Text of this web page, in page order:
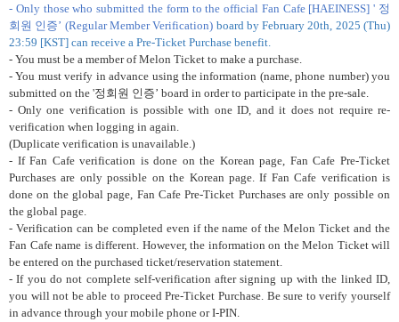
- Only those who submitted the form to the official Fan Cafe [HAEINESS] ' 정
회원 인증’ (Regular Member Verification) board byFebruary 20th, 2025 (Thu)
23:59 [KST] can receive a Pre-Ticket Purchase benefit.
- You must be a member of Melon Ticket to make a purchase.
- You must verify in advance using the information (name, phone number) you
submitted on the '정회원 인증’ board in order to participate in the pre-sale.
- Only one verification is possible with one ID, and it does not require re-
verification when logging in again.
(Duplicate verification is unavailable.)
- If Fan Cafe verification is done on the Korean page, Fan Cafe Pre-Ticket
Purchases are only possible on the Korean page. If Fan Cafe verification is
done on the global page, Fan Cafe Pre-Ticket Purchases are only possible on
the global page.
- Verification can be completed even if the name of the Melon Ticket and the
Fan Cafe name is different. However, the information on the Melon Ticket will
be entered on the purchased ticket/reservation statement.
- If you do not complete self-verification after signing up with the linked ID,
you will not be able to proceed Pre-Ticket Purchase. Be sure to verify yourself
in advance through your mobile phone or I-PIN.